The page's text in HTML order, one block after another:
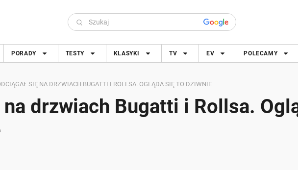
PORADY TESTY KLASYKI TV EV POLECAMY
SIĘ NA DRZWIACH BUGATTI I ROLLSA. OGLĄDA SIĘ TO DZIWNIE
na drzwiach Bugatti i Rollsa.